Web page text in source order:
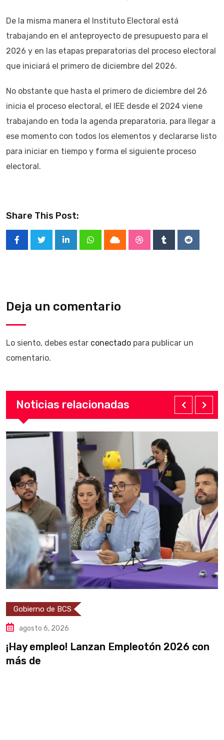
De la misma manera el Instituto Electoral está
trabajando en el anteproyecto de presupuesto para el
2026 y en las etapas preparatorias del proceso electoral
que iniciará el primero de diciembre del 2026.
No obstante que hasta el primero de diciembre del 26
inicia el proceso electoral, el IEE desde el 2024 viene
trabajando en toda la agenda preparatoria, para llegar a
ese momento con todos los elementos y declararse listo
para iniciar en tiempo y forma el siguiente proceso
electoral.
Share This Post:
LinkedInWhatsappCloud StumbleUpon
TumblrReddit
Deja un comentario
Lo siento, debes estar conectado para publicar un
comentario.
Noticias relacionadas
Gobierno de BCS
agosto 6, 2026
¡Hay empleo! Lanzan Empleotón 2026 con
más de